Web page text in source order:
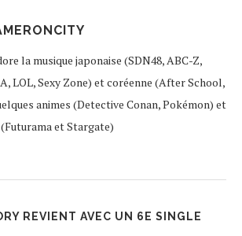
la musique japonaise (SDN48, ABC-Z,
LOL, Sexy Zone) et coréenne (After School,
animes (Detective Conan, Pokémon) et
et Stargate)
REVIENT AVEC UN 6E SINGLE